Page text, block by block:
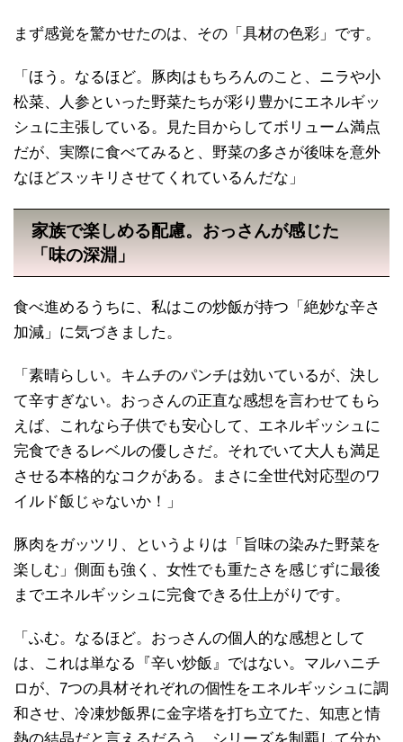
まず感覚を驚かせたのは、その「具材の色彩」です。
「ほう。なるほど。豚肉はもちろんのこと、ニラや小
松菜、人参といった野菜たちが彩り豊かにエネルギッ
シュに主張している。見た目からしてボリューム満点
だが、実際に食べてみると、野菜の多さが後味を意外
なほどスッキリさせてくれているんだな」
家族で楽しめる配慮。おっさんが感じた
「味の深淵」
食べ進めるうちに、私はこの炒飯が持つ「絶妙な辛さ
加減」に気づきました。
「素晴らしい。キムチのパンチは効いているが、決し
て辛すぎない。おっさんの正直な感想を言わせてもら
えば、これなら子供でも安心して、エネルギッシュに
完食できるレベルの優しさだ。それでいて大人も満足
させる本格的なコクがある。まさに全世代対応型のワ
イルド飯じゃないか！」
豚肉をガッツリ、というよりは「旨味の染みた野菜を
楽しむ」側面も強く、女性でも重たさを感じずに最後
までエネルギッシュに完食できる仕上がりです。
「ふむ。なるほど。おっさんの個人的な感想として
は、これは単なる『辛い炒飯』ではない。マルハニチ
ロが、7つの具材それぞれの個性をエネルギッシュに調
和させ、冷凍炒飯界に金字塔を打ち立てた、知恵と情